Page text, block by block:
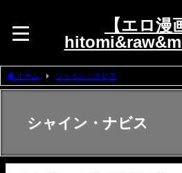
【エロ漫
ホーム シャイン・ナビス
シャイン・ナビス